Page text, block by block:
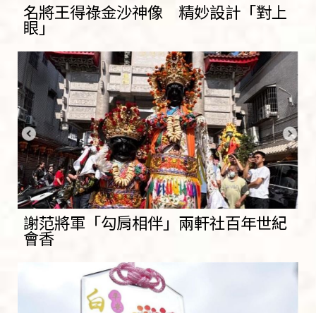
名將王得祿金沙神像 精妙設計「對上
眼」
謝范將軍「勾肩相伴」兩軒社百年世紀
會香